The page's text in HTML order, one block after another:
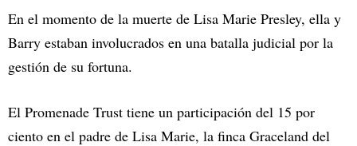
En el momento de la muerte de Lisa Marie Presley, ella y
Barry estaban involucrados en una batalla judicial por la
gestión de su fortuna.
El Promenade Trust tiene un participación del 15 por
ciento en el padre de Lisa Marie, la finca Graceland del